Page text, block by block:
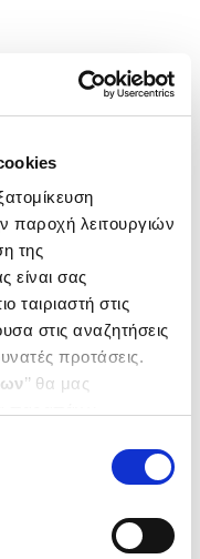
παροχή λειτουργιών
της
είναι σας
ταιριαστή στις
στις αναζητήσεις
προτάσεις.
’’ θα μας
τα παρακάτω με την
σχετικά με